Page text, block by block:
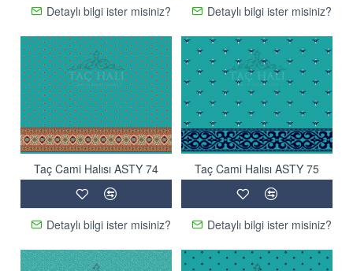
Detaylı bilgi ister misiniz? Detaylı bilgi ister misiniz?
Taç Cami Halısı ASTY 74
Detaylı bilgi ister misiniz?
Taç Cami Halısı ASTY 75
Detaylı bilgi ister misiniz?